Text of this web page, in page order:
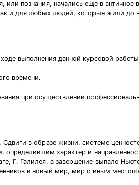
познания, начались еще в античное
и для любых людей, которые жили до
выполнения данной курсовой
времени.
при осуществлении
в образе жизни, системе
характер и
Г. Галилея, а завершение выпало
в новый мир, мир с иным